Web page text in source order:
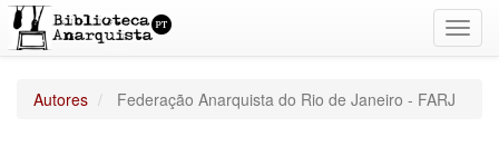
Autores Federação Anarquista do Rio de Janeiro - FARJ